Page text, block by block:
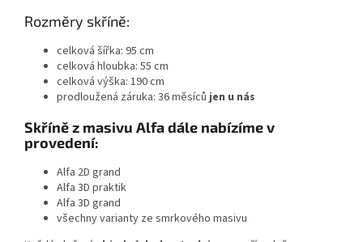
Rozměry skříně:
celková šířka: 95 cm
celková hloubka: 55 cm
celková výška: 190 cm
prodloužená záruka: 36 měsícůjen u nás
Skříně z masivu Alfa dále nabízíme v
provedení:
Alfa 2D grand
Alfa 3D praktik
Alfa 3D grand
všechny varianty ze smrkového masivu